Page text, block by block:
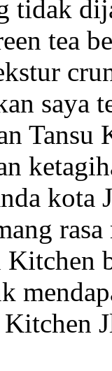
tidak
tea
saya
Tansu
Kitchen
Kitchen